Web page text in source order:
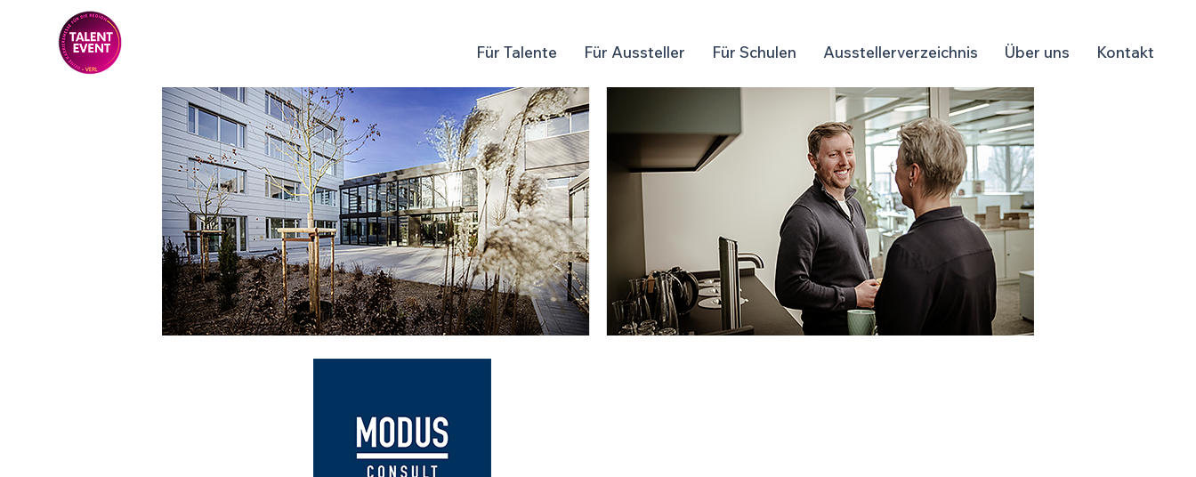
Für Talente Für Aussteller Für Schulen Ausstellerverzeichnis Über uns Kontakt